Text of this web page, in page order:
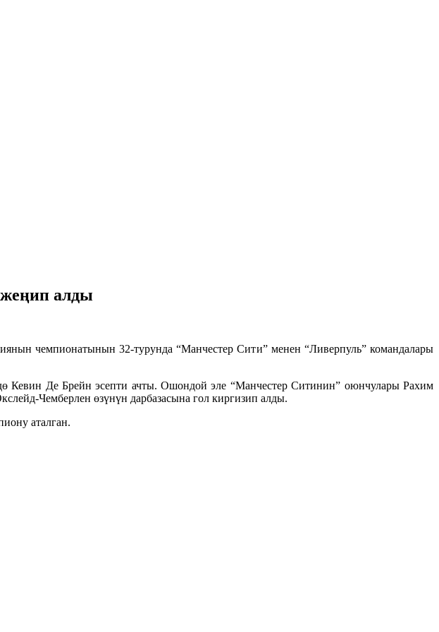
алды
чемпионатынын 32-турунда “Манчестер Сити” менен “Ливерпуль” командалары
Кевин Де Брейн эсепти ачты. Ошондой эле “Манчестер Ситинин” оюнчулары Рахим
Чемберлен өзүнүн дарбазасына гол киргизип алды.
аталган.